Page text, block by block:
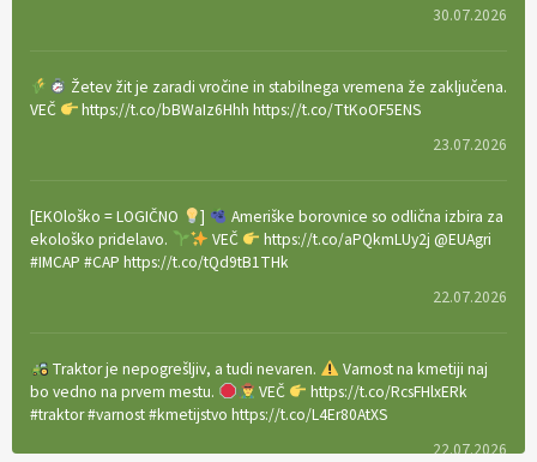
30.07.2026
Žetev žit je zaradi vročine in stabilnega vremena že zaključena.
VEČ
https://t.co/bBWaIz6Hhh https://t.co/TtKoOF5ENS
23.07.2026
[EKOloško = LOGIČNO ]
Ameriške borovnice so odlična izbira za
ekološko pridelavo.
VEČ
https://t.co/aPQkmLUy2j @EUAgri
#IMCAP #CAP https://t.co/tQd9tB1THk
22.07.2026
Traktor je nepogrešljiv, a tudi nevaren.
Varnost na kmetiji naj
bo vedno na prvem mestu.
VEČ
https://t.co/RcsFHlxERk
#traktor #varnost #kmetijstvo https://t.co/L4Er80AtXS
22.07.2026